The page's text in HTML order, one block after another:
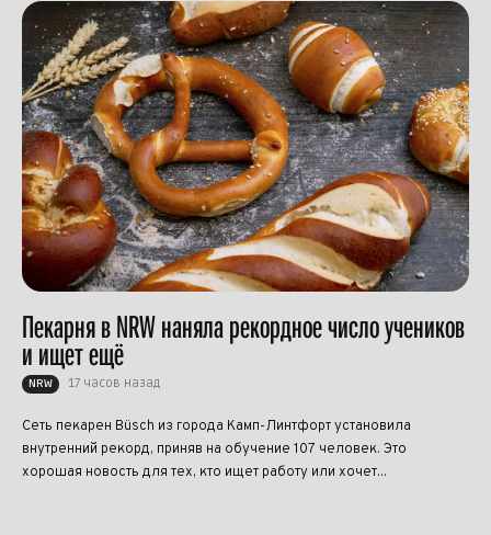
Пекарня в NRW наняла рекордное число учеников
и ищет ещё
NRW 17 часов назад
Сеть пекарен Büsch из города Камп-Линтфорт установила
внутренний рекорд, приняв на обучение 107 человек. Это
хорошая новость для тех, кто ищет работу или хочет...